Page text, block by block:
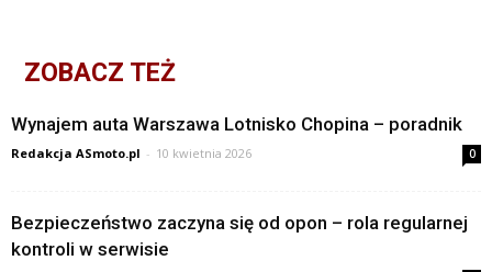
ZOBACZ TEŻ
Wynajem auta Warszawa Lotnisko Chopina – poradnik
Redakcja ASmoto.pl - 10 kwietnia 2026 0
Bezpieczeństwo zaczyna się od opon – rola regularnej
kontroli w serwisie